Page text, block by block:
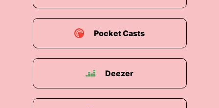
auch für Shorts.
00:02:03: Das Ziel ist klar.
spielerischer.
00:02:08: Und das sticht natürlich sofort Video
Three fast ins Auge.
Pocket Casts
Deezer